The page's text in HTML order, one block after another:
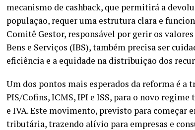
mecanismo de cashback, que permitirá a
população, requer uma estrutura clara e
Comitê Gestor, responsável por gerir os
Bens e Serviços (IBS), também precisa ser
eficiência e a equidade na distribuição dos
Um dos pontos mais esperados da reforma é a
PIS/Cofins, ICMS, IPI e ISS, para o novo
e IVA. Este movimento, previsto para começar
tributária, trazendo alívio para empresas e